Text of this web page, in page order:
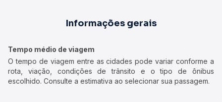
Informações gerais
Tempo médio de viagem
O tempo de viagem entre as cidades pode variar conforme a
rota, viação, condições de trânsito e o tipo de ônibus
escolhido. Consulte a estimativa ao selecionar sua passagem.